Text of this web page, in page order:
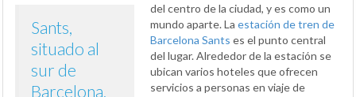
Sants,
situado al
sur de
Barcelona,
del centro de la ciudad, y es como un
mundo aparte. La estación de tren de
Barcelona Sants es el punto central
del lugar. Alrededor de la estación se
ubican varios hoteles que ofrecen
servicios a personas en viaje de